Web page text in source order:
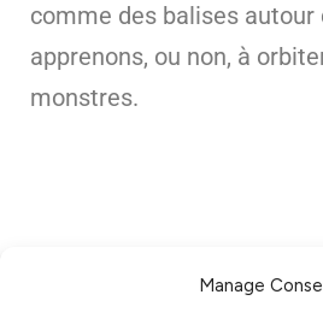
Manage
comme des balises autour
apprenons, ou non, à
monstres.